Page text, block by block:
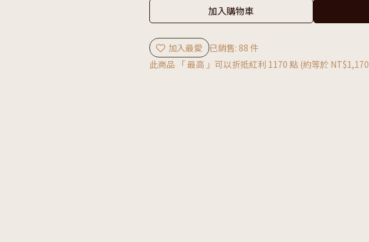
加入購物車
加入最愛
已銷售: 88 件
此商品 「 最高 」可以折抵紅利 1170 點 (約等於 NT$1,170